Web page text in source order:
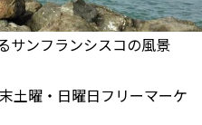
サンフランシスコの風景
土曜・日曜日フリーマーケ